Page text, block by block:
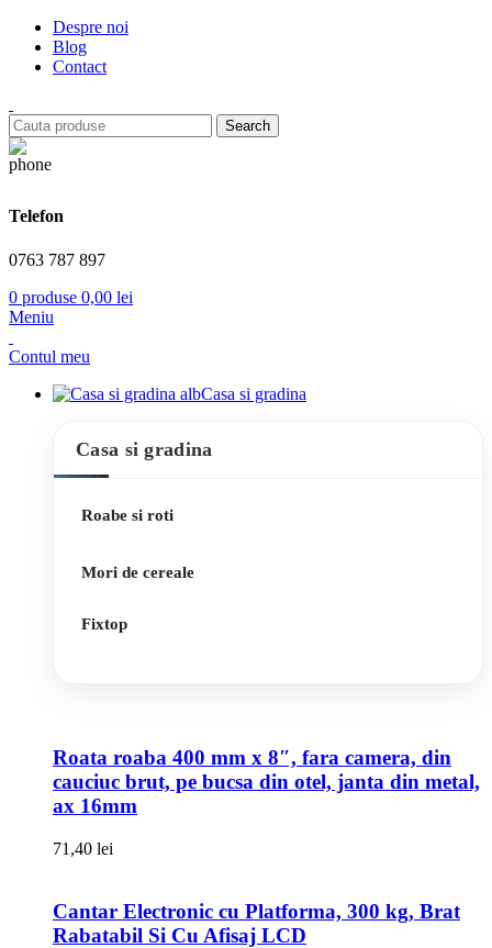
Despre noi
Blog
Contact
Search
Telefon
0763 787 897
0 produse 0,00 lei
Meniu
Contul meu
Casa si gradina
Casa si gradina
Roabe si roti
Mori de cereale
Fixtop
Roata roaba 400 mm x 8″, fara camera, din
cauciuc brut, pe bucsa din otel, janta din metal,
ax 16mm
71,40 lei
Cantar Electronic cu Platforma, 300 kg, Brat
Rabatabil Si Cu Afisaj LCD